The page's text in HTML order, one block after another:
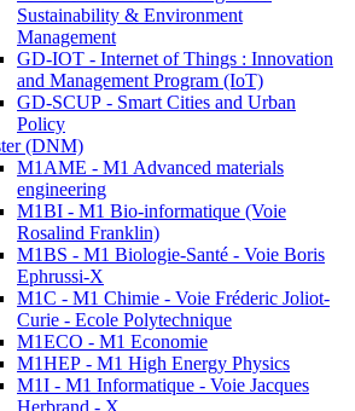
Sustainability & Environment
Management
GD-IOT - Internet of Things : Innovation
and Management Program (IoT)
GD-SCUP - Smart Cities and Urban
Policy
(DNM)
M1AME - M1 Advanced materials
engineering
M1BI - M1 Bio-informatique (Voie
Rosalind Franklin)
M1BS - M1 Biologie-Santé - Voie Boris
Ephrussi-X
M1C - M1 Chimie - Voie Fréderic Joliot-
Curie - Ecole Polytechnique
M1ECO - M1 Economie
M1HEP - M1 High Energy Physics
M1I - M1 Informatique - Voie Jacques
Herbrand - X